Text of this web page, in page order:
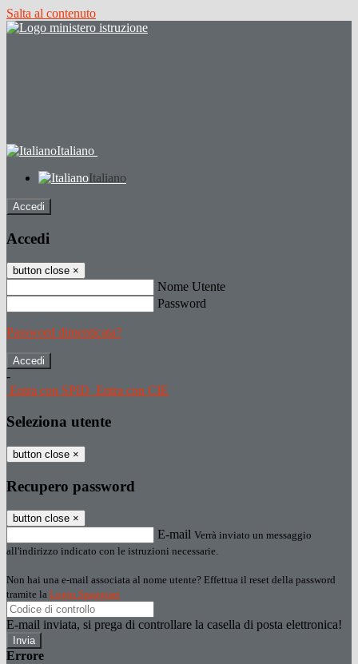
Salta al contenuto
Italiano
Italiano
Accedi
Accedi
button close ×
Nome Utente
Password
Password dimenticata?
-
Entra con SPID Entra con CIE
Seleziona utente
button close ×
Recupero password
button close ×
E-mail Verrà inviato un messaggio
all'indirizzo indicato con le istruzioni necessarie.
Non hai una e-mail associata al nome utente? Effettua il reset della password
tramite la Login Spaggiari
E-mail inviata, si prega di controllare la casella di posta elettronica!
Errore